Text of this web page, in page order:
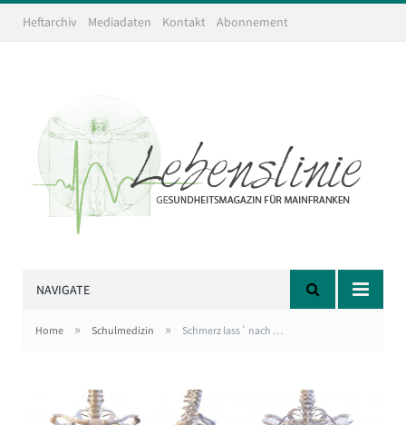
Heftarchiv Mediadaten Kontakt Abonnement
NAVIGATE
Home » Schulmedizin » Schmerz lass´ nach …